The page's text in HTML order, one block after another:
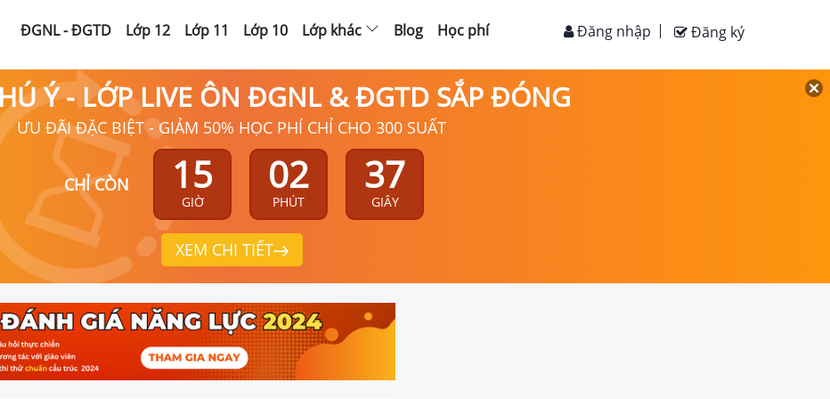
ĐGNL - ĐGTD Lớp 12 Lớp 11 Lớp 10 Lớp khác Blog Học phí Đăng ký
Đăng nhập
Ý - LỚP LIVE ÔN ĐGNL & ĐGTD SẮP ĐÓNG
ƯU ĐÃI ĐẶC BIỆT - GIẢM 50% HỌC PHÍ CHỈ CHO 300 SUẤT
CHỈ CÒN 15
GIỜ
02
PHÚT
36
GIÂY
XEM CHI TIẾT